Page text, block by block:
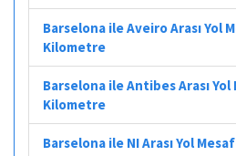
Barselona ile Aveiro Arası Yol
Kilometre
Barselona ile Antibes Arası Yol
Kilometre
Barselona ile NI Arası Yol